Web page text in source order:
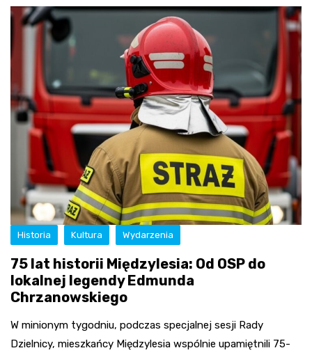
Historia Kultura Wydarzenia
75 lat historii Międzylesia: Od OSP do
lokalnej legendy Edmunda
Chrzanowskiego
W minionym tygodniu, podczas specjalnej sesji Rady
Dzielnicy, mieszkańcy Międzylesia wspólnie upamiętnili 75-